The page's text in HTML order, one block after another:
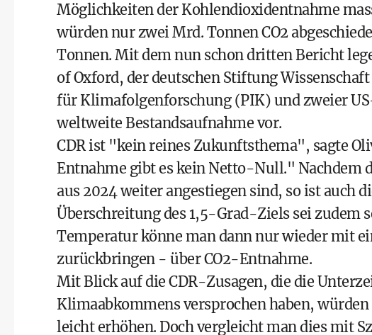
Möglichkeiten der Kohlendioxidentnahme
würden nur zwei Mrd. Tonnen CO2
Tonnen. Mit dem nun schon dritten Bericht
of Oxford, der deutschen Stiftung
für Klimafolgenforschung (PIK) und zweier
weltweite Bestandsaufnahme vor.
CDR ist "kein reines Zukunftsthema", sagte
Entnahme gibt es kein Netto-Null." Nachdem
aus 2024 weiter angestiegen sind, so ist auch
Überschreitung des 1,5-Grad-Ziels sei zudem
Temperatur könne man dann nur wieder mit
zurückbringen - über CO2-Entnahme.
Mit Blick auf die CDR-Zusagen, die die
Klimaabkommens versprochen haben,
leicht erhöhen. Doch vergleicht man dies mit